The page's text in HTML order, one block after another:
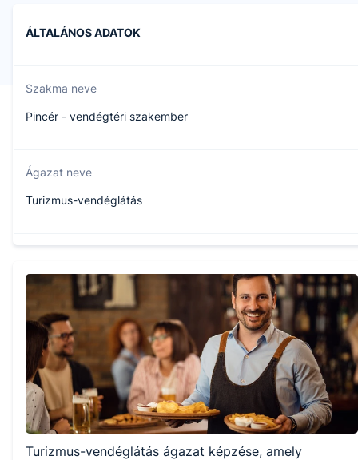
ÁLTALÁNOS ADATOK
Szakma neve
Pincér - vendégtéri szakember
Ágazat neve
Turizmus-vendéglátás
410132304
Képzés időtartama
3 év
Választható szakmairányok:
Nem válaszható
Turizmus-vendéglátás ágazat képzése, amely